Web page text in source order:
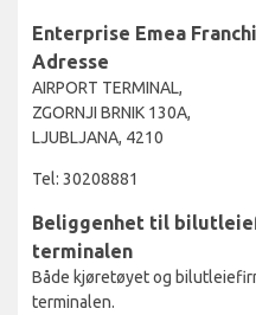
Enterprise Emea
Adresse
AIRPORT TERMINAL,
ZGORNJI BRNIK 130A,
LJUBLJANA, 4210
Tel: 30208881
Beliggenhet til
terminalen
Både kjøretøyet og
terminalen.